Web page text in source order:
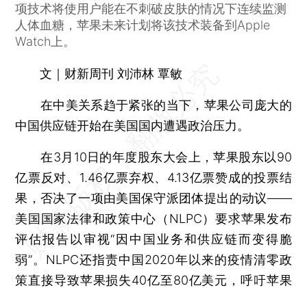
项技术将使用户能在不刺破皮肤的情况下连续监测
人体血糖，苹果未来计划将该技术装备到Apple
Watch上。
文｜财新周刊 刘沛林 覃敏
在中美关系趋于紧张的当下，苹果公司庞大的
中国供应链开始在美国国内遭遇政治压力。
在3月10日的年度股东大会上，苹果股东以90
亿票反对、1.46亿票弃权、4.13亿票赞成的投票结
果，否决了一项由美国保守派团体提出的动议——
美国国家法律和政策中心（NLPC）要求苹果发布
评估报告以审视“因中国业务和供应链而变得脆
弱”。NLPC还指责中国2020年以来的疫情清零政
策直接导致苹果损失40亿至80亿美元，呼吁苹果